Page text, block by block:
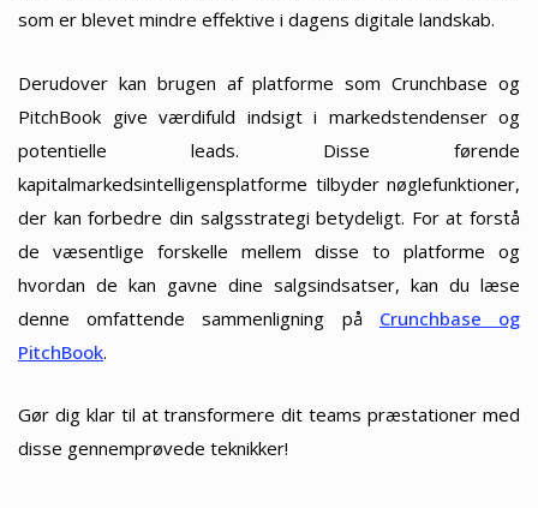
som er blevet mindre effektive i dagens digitale landskab.
Derudover kan brugen af platforme som Crunchbase og
PitchBook give værdifuld indsigt i markedstendenser og
potentielle leads. Disse førende
kapitalmarkedsintelligensplatforme tilbyder nøglefunktioner,
der kan forbedre din salgsstrategi betydeligt. For at forstå
de væsentlige forskelle mellem disse to platforme og
hvordan de kan gavne dine salgsindsatser, kan du læse
denne omfattende sammenligning på Crunchbase og
PitchBook.
Gør dig klar til at transformere dit teams præstationer med
disse gennemprøvede teknikker!